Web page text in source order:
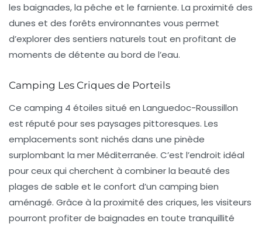
les baignades, la pêche et le farniente. La proximité des
dunes et des forêts environnantes vous permet
d’explorer des sentiers naturels tout en profitant de
moments de détente au bord de l’eau.
Camping Les Criques de Porteils
Ce camping 4 étoiles situé en Languedoc-Roussillon
est réputé pour ses paysages pittoresques. Les
emplacements sont nichés dans une pinède
surplombant la mer Méditerranée. C’est l’endroit idéal
pour ceux qui cherchent à combiner la beauté des
plages de sable et le confort d’un camping bien
aménagé. Grâce à la proximité des criques, les visiteurs
pourront profiter de baignades en toute tranquillité